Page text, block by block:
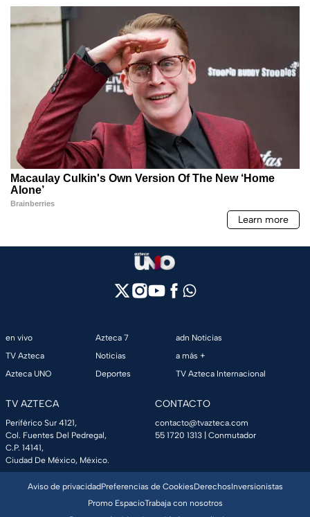
en vivo
TV Azteca
Azteca UNO
Azteca 7
Noticias
Deportes
adn Noticias
a más +
TV Azteca Internacional
TV AZTECA
Periférico Sur 4121,
Col. Fuentes Del Pedregal,
C.P. 14141,
Ciudad De México, México.
CONTACTO
contacto@tvazteca.com
55 1720 1313 | Conmutador
Aviso de privacidadPreferencias de CookiesDerechosInversionistas
Promo EspacioTrabaja con nosotros